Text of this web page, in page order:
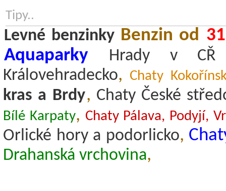
Tipy..
Levné benzinkyBenzin od
Aquaparky
Hrady v CŘ
Královehradecko, Chaty
kras a Brdy, Chaty České
Bílé Karpaty, Chaty Pálava, Podyjí,
Orlické hory a podorlicko,
Drahanská vrchovina,